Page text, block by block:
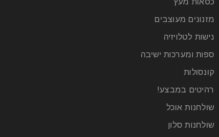
מזנונים מעוצבים
נישות לטלויזיה
ספות ומערכות ישיבה
קונסולות
רהיטים במבצע!
שולחנות אוכל
שולחנות סלון